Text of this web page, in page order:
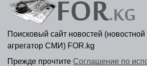
Поисковый сайт новостей (новостной
агрегатор СМИ) FOR.kg
Прежде прочтите Соглашение по